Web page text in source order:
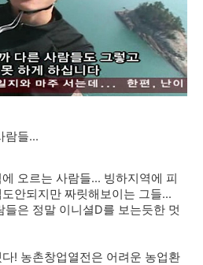
람들...
오르는 사람들... 빙하지역에 피
안되지만 짜릿해보이는 그들...
은 정말 이니셜D를 보는듯한 멋
! 농촌창업열전은 어려운 농업환